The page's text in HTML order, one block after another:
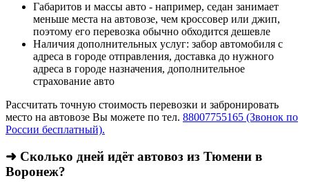
Габаритов и массы авто - например, седан занимает
меньше места на автовозе, чем кроссовер или джип,
поэтому его перевозка обычно обходится дешевле
Наличия дополнительных услуг: забор автомобиля с
адреса в городе отправления, доставка до нужного
адреса в городе назначения, дополнительное
страхование авто
Рассчитать точную стоимость перевозки и забронировать
место на автовозе Вы можете по тел. 88007755165 (Звонок по
России бесплатный).
➜ Сколько дней идёт автовоз из Тюмени в
Воронеж?